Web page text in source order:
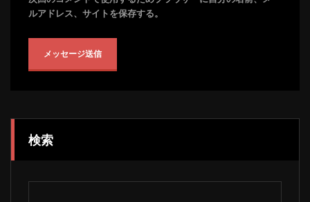
ルアドレス、サイトを保存する。
検索